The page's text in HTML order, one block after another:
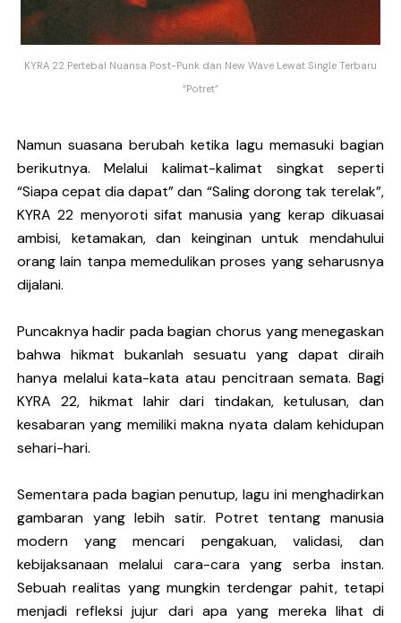
KYRA 22 Pertebal Nuansa Post-Punk dan New Wave Lewat Single Terbaru
“Potret”
Namun suasana berubah ketika lagu memasuki bagian
berikutnya. Melalui kalimat-kalimat singkat seperti
“Siapa cepat dia dapat” dan “Saling dorong tak terelak”,
KYRA 22 menyoroti sifat manusia yang kerap dikuasai
ambisi, ketamakan, dan keinginan untuk mendahului
orang lain tanpa memedulikan proses yang seharusnya
dijalani.
Puncaknya hadir pada bagian chorus yang menegaskan
bahwa hikmat bukanlah sesuatu yang dapat diraih
hanya melalui kata-kata atau pencitraan semata. Bagi
KYRA 22, hikmat lahir dari tindakan, ketulusan, dan
kesabaran yang memiliki makna nyata dalam kehidupan
sehari-hari.
Sementara pada bagian penutup, lagu ini menghadirkan
gambaran yang lebih satir. Potret tentang manusia
modern yang mencari pengakuan, validasi, dan
kebijaksanaan melalui cara-cara yang serba instan.
Sebuah realitas yang mungkin terdengar pahit, tetapi
menjadi refleksi jujur dari apa yang mereka lihat di